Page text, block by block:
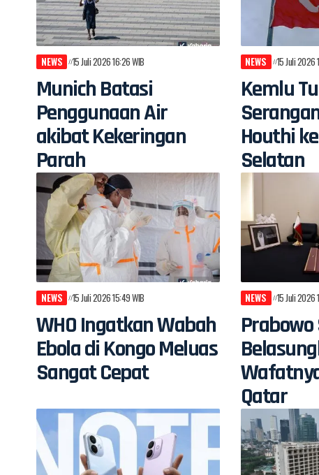
NEWS 15 Juli 2026 16:26 WIB
Munich Batasi
Penggunaan Air
akibat Kekeringan
Parah
NEWS 15 Juli 2026
Kemlu
Houthi
Selatan
NEWS 15 Juli 2026 15:49 WIB
WHO Ingatkan Wabah
Ebola di Kongo Meluas
Sangat Cepat
NEWS 15 Juli 2026
Qatar